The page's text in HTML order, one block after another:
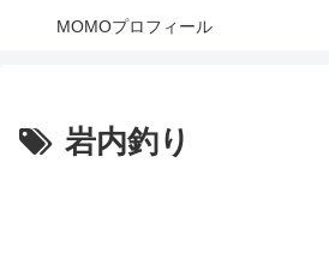
MOMOプロフィール
岩内釣り